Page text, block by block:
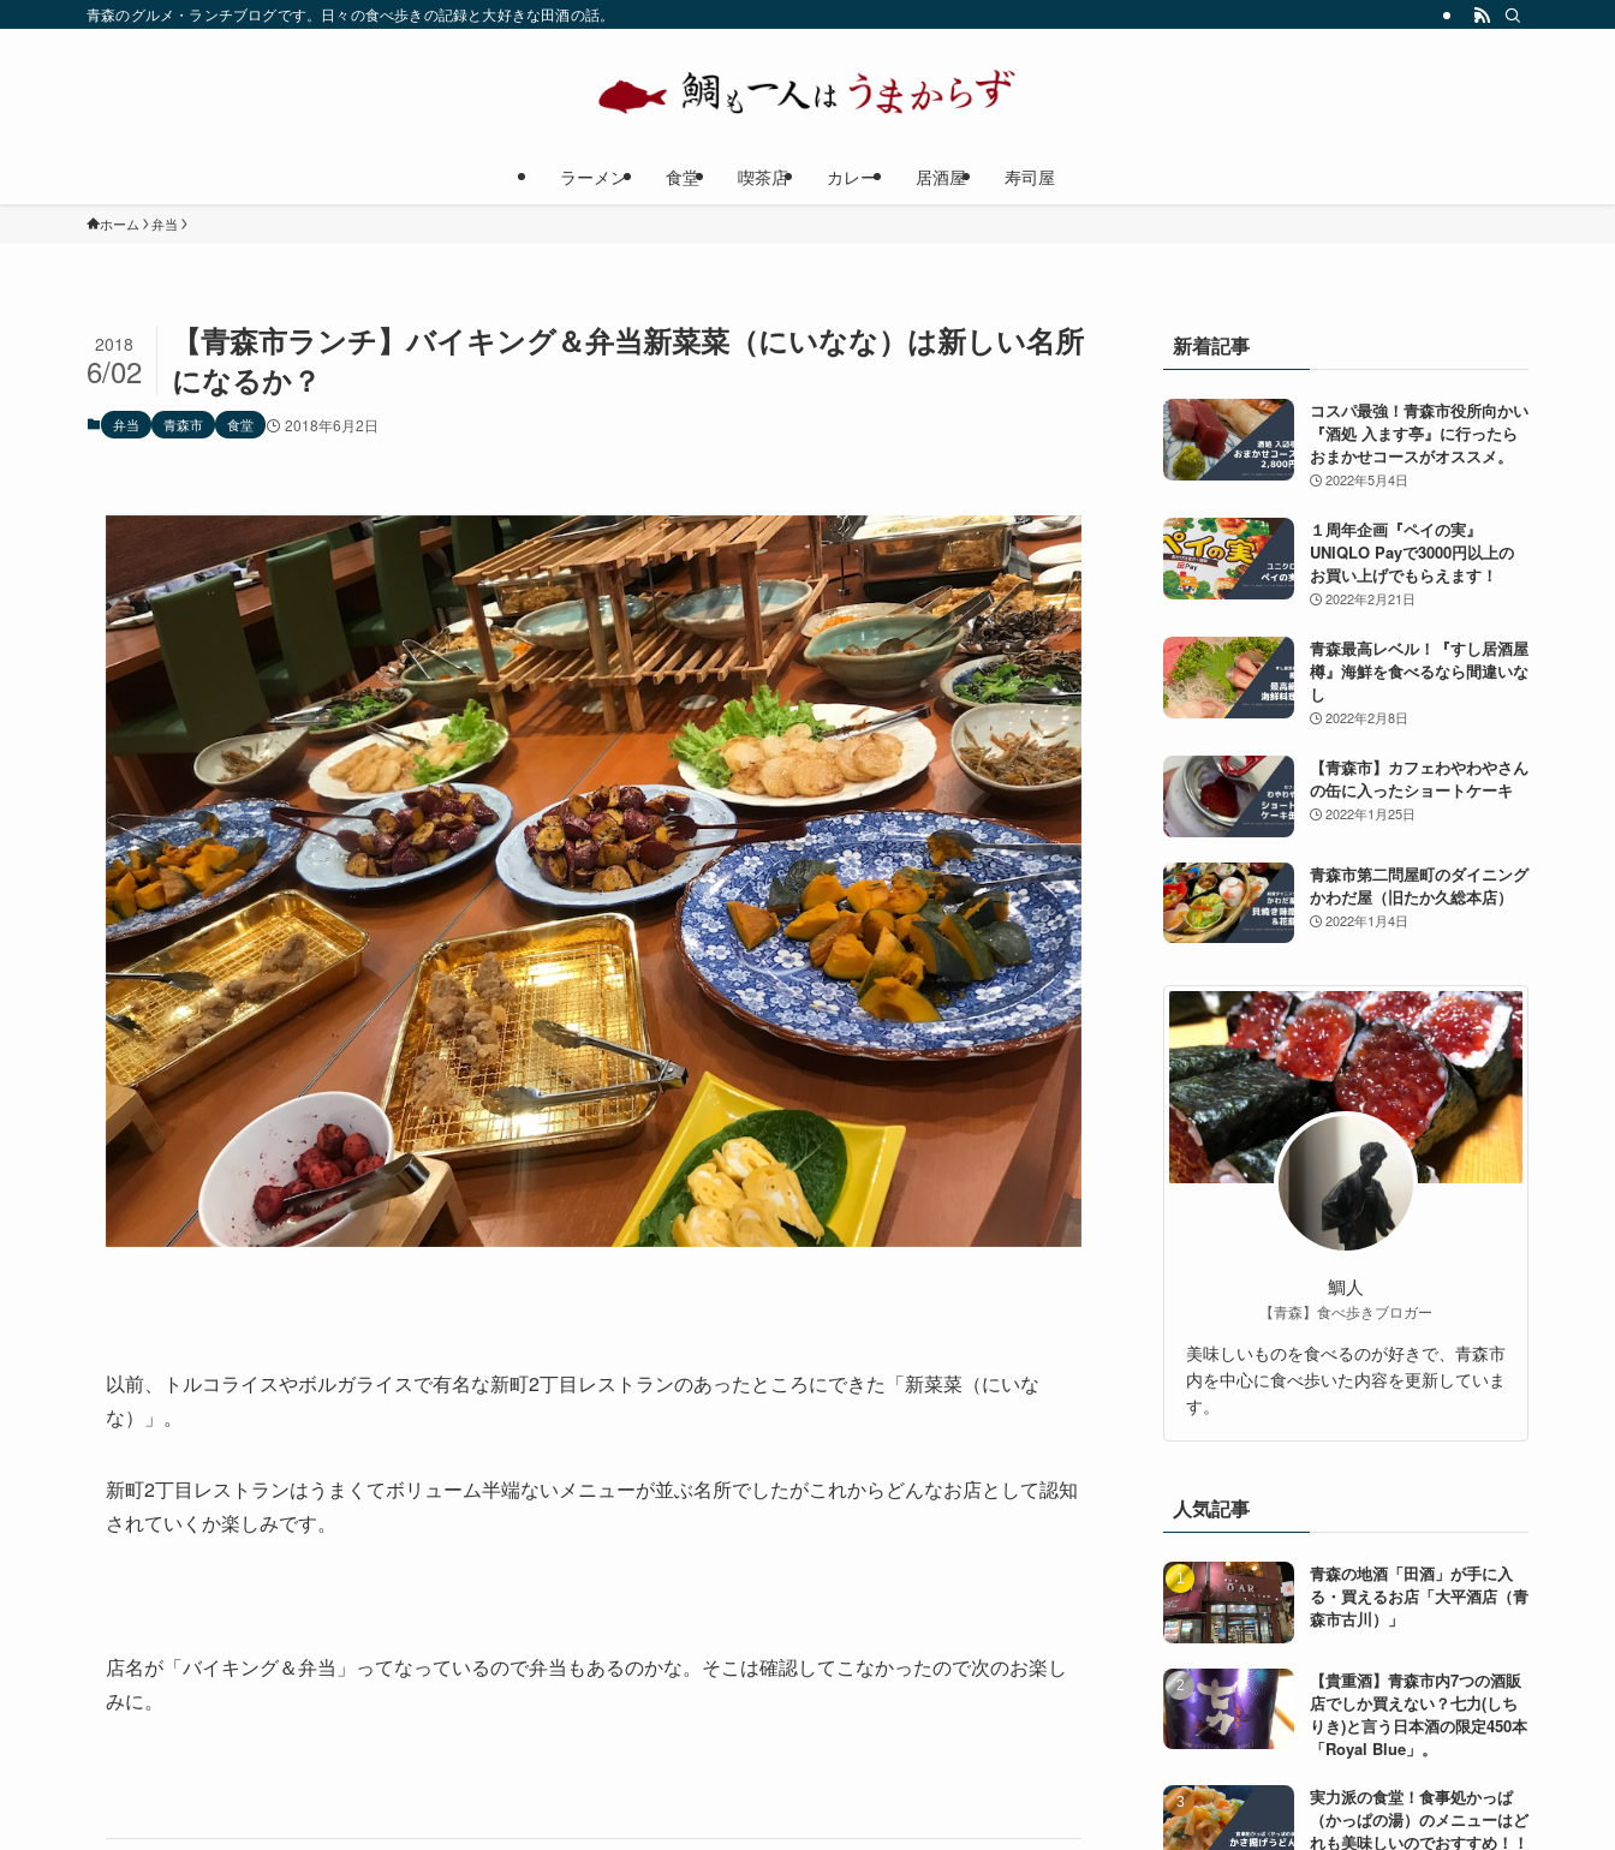
青森のグルメ・ランチブログです。日々の食べ歩きの記録と大好きな田酒の話。
ラーメン 食堂 喫茶店 カレー 居酒屋 寿司屋
ホーム 弁当
【青森市ランチ】バイキング＆弁当新菜菜（にいなな）は新しい名所
になるか？
2018
6/02
弁当 青森市 食堂 2018年6月2日
以前、トルコライスやボルガライスで有名な新町2丁目レストランのあったところにできた「新菜菜（にいな
な）」。
新町2丁目レストランはうまくてボリューム半端ないメニューが並ぶ名所でしたがこれからどんなお店として認知
されていくか楽しみです。
店名が「バイキング＆弁当」ってなっているので弁当もあるのかな。そこは確認してこなかったので次のお楽し
みに。
新着記事
コスパ最強！青森市役所向かい
『酒処 入ます亭』に行ったら
おまかせコースがオススメ。
2022年5月4日
１周年企画『ペイの実』
UNIQLO Payで3000円以上の
お買い上げでもらえます！
2022年2月21日
青森最高レベル！『すし居酒屋
樽』海鮮を食べるなら間違いな
し
2022年2月8日
【青森市】カフェわやわやさん
の缶に入ったショートケーキ
2022年1月25日
青森市第二問屋町のダイニング
かわだ屋（旧たか久総本店）
2022年1月4日
鯛人
【青森】食べ歩きブロガー
美味しいものを食べるのが好きで、青森市
内を中心に食べ歩いた内容を更新していま
す。
人気記事
青森の地酒「田酒」が手に入
る・買えるお店「大平酒店（青
森市古川）」
【貴重酒】青森市内7つの酒販
店でしか買えない？七力(しち
りき)と言う日本酒の限定450本
「Royal Blue」。
実力派の食堂！食事処かっぱ
（かっぱの湯）のメニューはど
れも美味しいのでおすすめ！！